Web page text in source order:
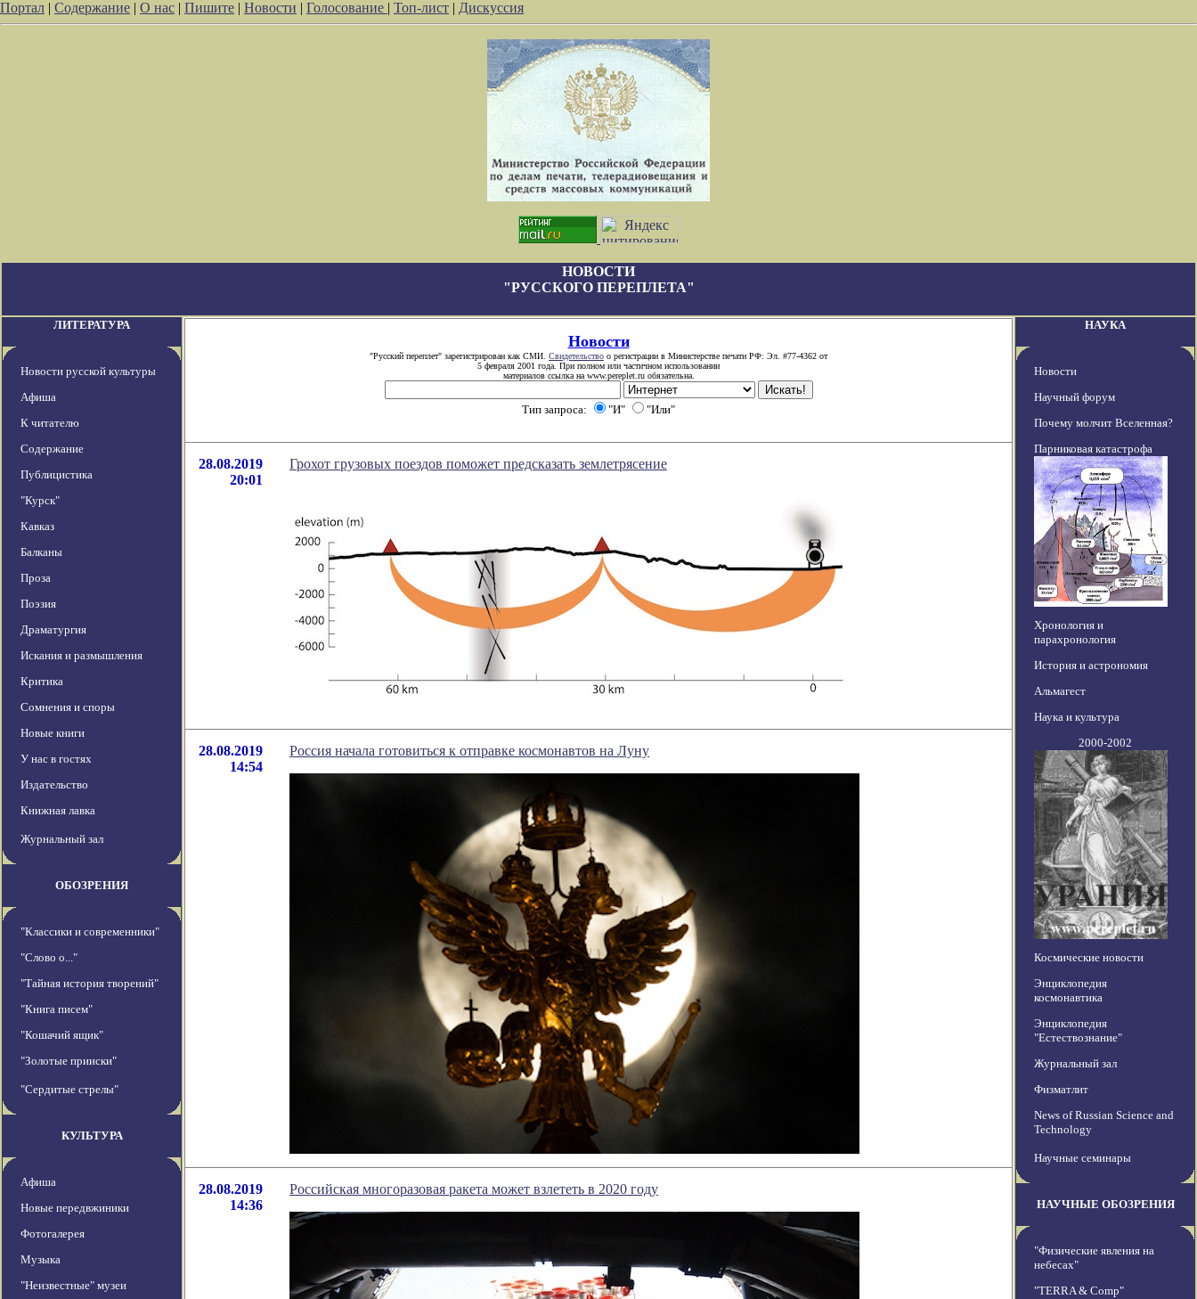
Портал | Содержание | О нас | Пишите | Новости | Голосование | Топ-лист | Дискуссия
НОВОСТИ
"РУССКОГО ПЕРЕПЛЕТА"
ЛИТЕРАТУРА
Новости русской культуры
Афиша
К читателю
Содержание
Публицистика
"Курск"
Кавказ
Балканы
Проза
Поэзия
Драматургия
Искания и размышления
Критика
Сомнения и споры
Новые книги
У нас в гостях
Издательство
Книжная лавка
Журнальный зал
ОБОЗРЕНИЯ
"Классики и современники"
"Слово о..."
"Тайная история творений"
"Книга писем"
"Кошачий ящик"
"Золотые прииски"
"Сердитые стрелы"
КУЛЬТУРА
Афиша
Новые передвжиники
Фотогалерея
Музыка
"Неизвестные" музеи
Новости
"Русский переплет" зарегистрирован как СМИ. Свидетельство о регистрации в Министерстве печати РФ: Эл. #77-4362 от
5 февраля 2001 года. При полном или частичном использовании
материалов ссылка на www.pereplet.ru обязательна.
Тип запроса: "И" "Или"
28.08.2019
20:01
Грохот грузовых поездов поможет предсказать землетрясение
28.08.2019
14:54
Россия начала готовиться к отправке космонавтов на Луну
28.08.2019
14:36
Российская многоразовая ракета может взлететь в 2020 году
НАУКА
Новости
Научный форум
Почему молчит Вселенная?
Парниковая катастрофа
Хронология и
парахронология
История и астрономия
Альмагест
Наука и культура
2000-2002
Космические новости
Энциклопедия
космонавтика
Энциклопедия
"Естествознание"
Журнальный зал
Физматлит
News of Russian Science and
Technology
Научные семинары
НАУЧНЫЕ ОБОЗРЕНИЯ
"Физические явления на
небесах"
"TERRA & Comp"